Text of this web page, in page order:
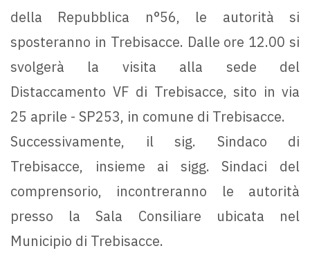
della Repubblica n°56, le autorità si
sposteranno in Trebisacce. Dalle ore 12.00 si
svolgerà la visita alla sede del
Distaccamento VF di Trebisacce, sito in via
25 aprile - SP253, in comune di Trebisacce.
Successivamente, il sig. Sindaco di
Trebisacce, insieme ai sigg. Sindaci del
comprensorio, incontreranno le autorità
presso la Sala Consiliare ubicata nel
Municipio di Trebisacce.